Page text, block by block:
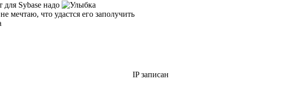
для Sybase надо
мечтаю, что удастся его заполучить
IP записан